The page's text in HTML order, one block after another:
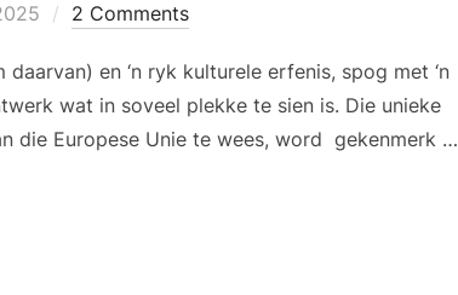
2 Comments
en ‘n ryk kulturele erfenis, spog met ‘n
wat in soveel plekke te sien is. Die unieke
die Europese Unie te wees, word gekenmerk …